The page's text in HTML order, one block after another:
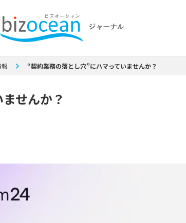
“契約業務の落とし穴”にハマっていませんか？
せんか？